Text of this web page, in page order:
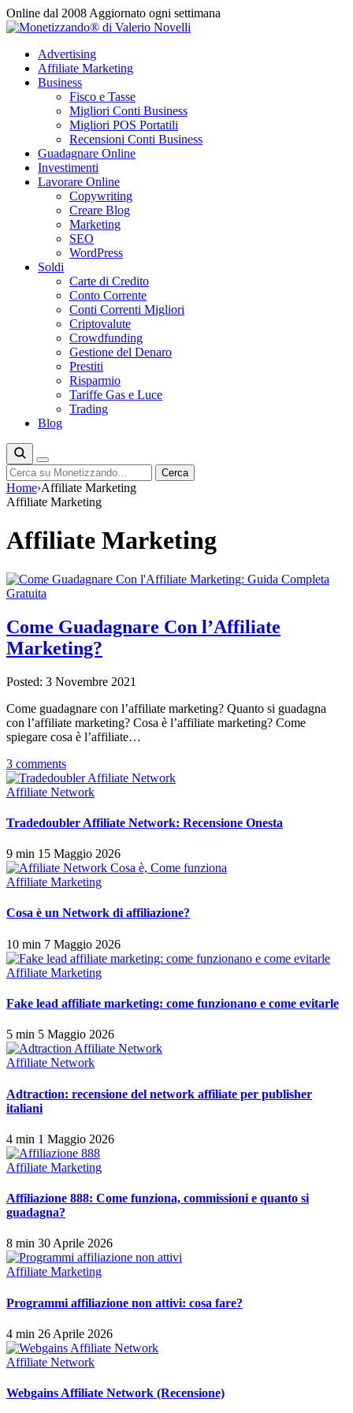
Vai
al
Online dal 2008 Aggiornato ogni settimana
Advertising
Affiliate Marketing
Business
Fisco e Tasse
Migliori Conti Business
Migliori POS Portatili
Recensioni Conti Business
Guadagnare Online
Investimenti
Lavorare Online
Copywriting
Creare Blog
Marketing
SEO
WordPress
Soldi
Carte di Credito
Conto Corrente
Conti Correnti Migliori
Criptovalute
Crowdfunding
Gestione del Denaro
Prestiti
Risparmio
Tariffe Gas e Luce
Trading
Blog
Cerca Cerca
Home›Affiliate Marketing
Affiliate Marketing
Affiliate Marketing
Come Guadagnare Con l’Affiliate
Marketing?
Posted: 3 Novembre 2021
Come guadagnare con l’affiliate marketing? Quanto si guadagna
con l’affiliate marketing? Cosa è l’affiliate marketing? Come
spiegare cosa è l’affiliate…
3 comments
Affiliate Network
Tradedoubler Affiliate Network: Recensione Onesta
9 min 15 Maggio 2026
Affiliate Marketing
Cosa è un Network di affiliazione?
10 min 7 Maggio 2026
Affiliate Marketing
Fake lead affiliate marketing: come funzionano e come evitarle
5 min 5 Maggio 2026
Affiliate Network
Adtraction: recensione del network affiliate per publisher
italiani
4 min 1 Maggio 2026
Affiliate Marketing
Affiliazione 888: Come funziona, commissioni e quanto si
guadagna?
8 min 30 Aprile 2026
Affiliate Marketing
Programmi affiliazione non attivi: cosa fare?
4 min 26 Aprile 2026
Affiliate Network
Webgains Affiliate Network (Recensione)